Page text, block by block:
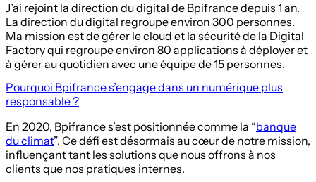
J’ai rejoint la direction du digital de Bpifrance depuis 1 an.
La direction du digital regroupe environ 300 personnes.
Ma mission est de gérer le cloud et la sécurité de la Digital
Factory qui regroupe environ 80 applications à déployer et
à gérer au quotidien avec une équipe de 15 personnes.
Pourquoi Bpifrance s’engage dans un numérique plus
responsable ?
En 2020, Bpifrance s’est positionnée comme la “banque
du climat”. Ce défi est désormais au cœur de notre mission,
influençant tant les solutions que nous offrons à nos
clients que nos pratiques internes.